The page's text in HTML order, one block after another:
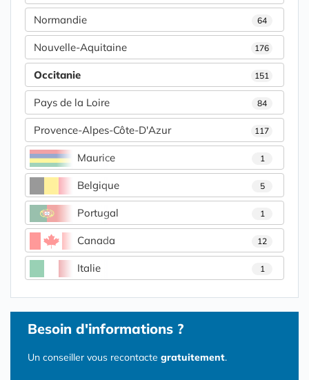
Normandie 64
Nouvelle-Aquitaine 176
Occitanie 151
Pays de la Loire 84
Provence-Alpes-Côte-D'Azur 117
Maurice 1
Belgique 5
Portugal 1
Canada 12
Italie 1
Besoin d'informations ?
Un conseiller vous recontacte gratuitement.